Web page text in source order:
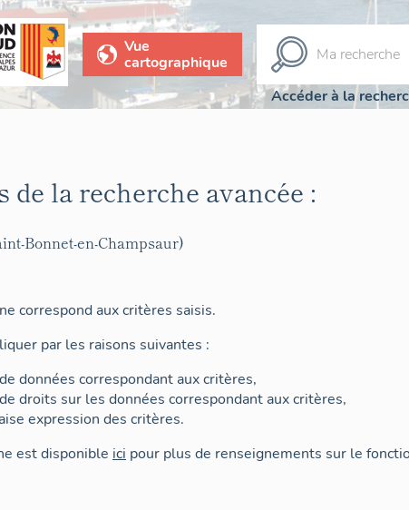
Vue
cartographique
Accéder à la
de la recherche avancée :
Bonnet-en-Champsaur)
correspond aux critères saisis.
par les raisons suivantes :
données correspondant aux critères,
droits sur les données correspondant aux critères,
expression des critères.
est disponible ici pour plus de renseignements sur le